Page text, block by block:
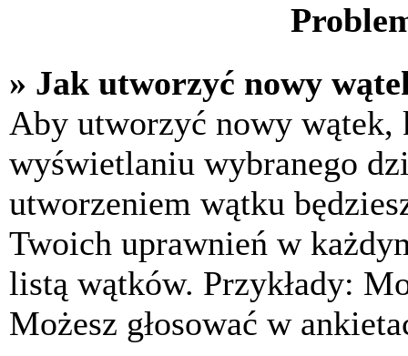
» Jak utworzyć nowy
Aby utworzyć nowy
wyświetlaniu wybranego
utworzeniem wątku
Twoich uprawnień w
listą wątków. Przykłady:
Możesz głosować w